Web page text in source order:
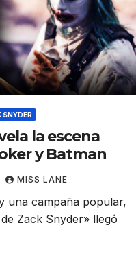
SNYDER
la escena
y Batman
MISS LANE
una campaña popular,
Zack Snyder» llegó